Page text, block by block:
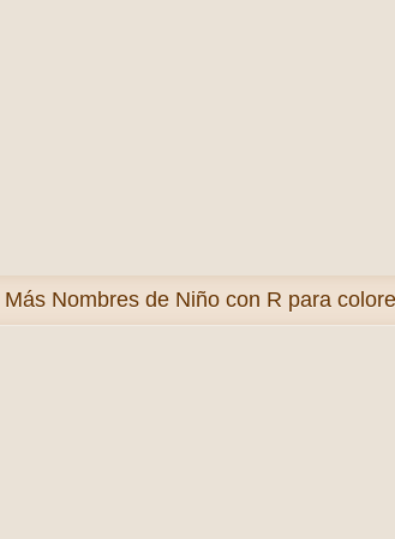
Más Nombres de Niño con R para